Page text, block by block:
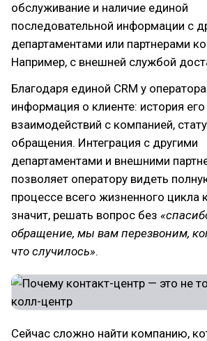
обслуживание и наличие единой
последовательной информации с
департаментами или партнерами
Например, с внешней службой
Благодаря единой CRM у
информация о клиенте: история его
взаимодействий с компанией,
обращения. Интеграция с другими
департаментами и внешними
позволяет оператору видеть
процессе всего жизненного цикла
значит, решать вопрос без
обращение, мы вам перезвоним,
что случилось».
Сейчас сложно найти компанию,